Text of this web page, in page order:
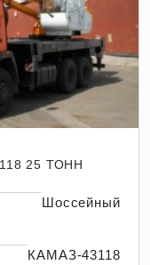
25 ТОНН
Шоссейный
КАМАЗ-43118